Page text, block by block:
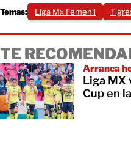
Temas: Liga Mx Femenil
TE
Arranca
Liga MX
Cup en